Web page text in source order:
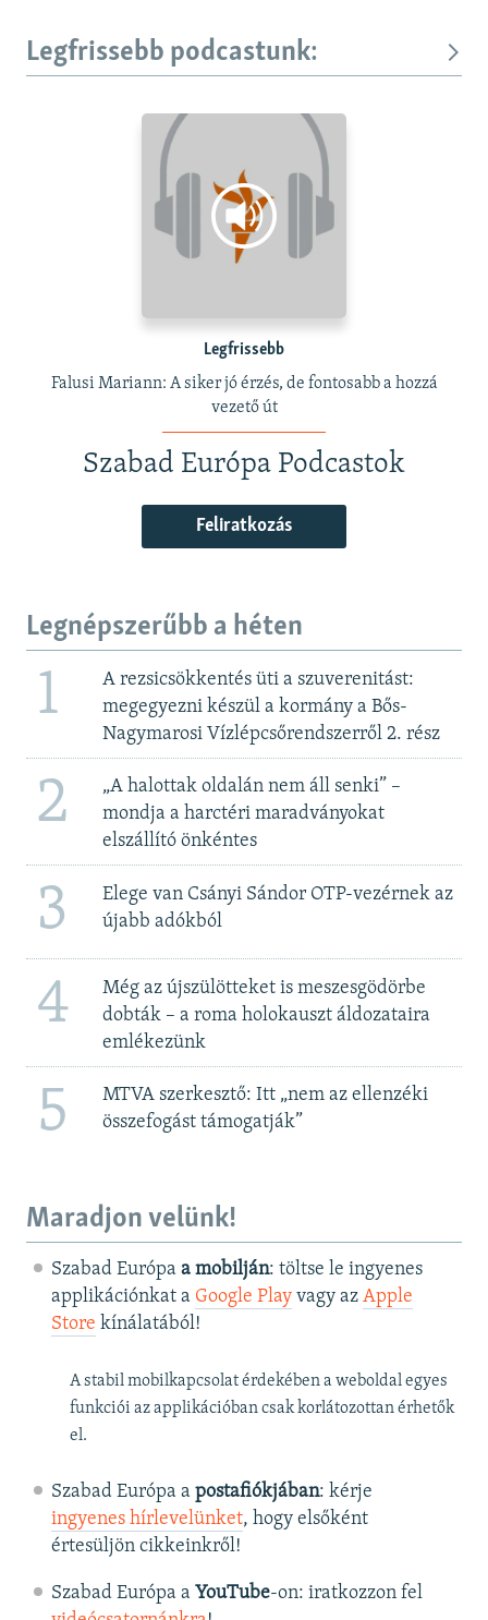
Legfrissebb podcastunk:
Legfrissebb
Falusi Mariann: A siker jó érzés, de fontosabb a hozzá
vezető út
Szabad Európa Podcastok
Feliratkozás
Legnépszerűbb a héten
1
A rezsicsökkentés üti a szuverenitást:
megegyezni készül a kormány a Bős-
Nagymarosi Vízlépcsőrendszerről 2. rész
2
„A halottak oldalán nem áll senki” –
mondja a harctéri maradványokat
elszállító önkéntes
3
Elege van Csányi Sándor OTP-vezérnek az
újabb adókból
4
Még az újszülötteket is meszesgödörbe
dobták – a roma holokauszt áldozataira
emlékezünk
5
MTVA szerkesztő: Itt „nem az ellenzéki
összefogást támogatják”
Maradjon velünk!
Szabad Európa a mobilján: töltse le ingyenes
applikációnkat a Google Playvagy az Apple
Store kínálatából!
A stabil mobilkapcsolat érdekében a weboldal egyes
funkciói az applikációban csak korlátozottan érhetők
el.
Szabad Európa a postafiókjában: kérje
ingyenes hírlevelünket, hogy elsőként
értesüljön cikkeinkről!
Szabad Európa a YouTube-on: iratkozzon fel